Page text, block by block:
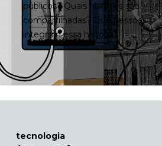
públicos? Quais histórias são
compartilhadas? Que pessoas
integram essa história?
tecnologia